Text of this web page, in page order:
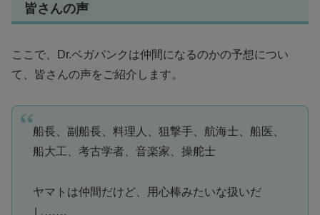
皆さんの声
ここで、Dr.ベガパンクは仲間になるのかの予想につい
て、皆さんの声をご紹介します。
船長、副船長、料理人、狙撃手、航海士、船医、
船大工、考古学者、音楽家、操舵士
ヤマトは仲間だけど、用心棒みたいな扱いだ
し……